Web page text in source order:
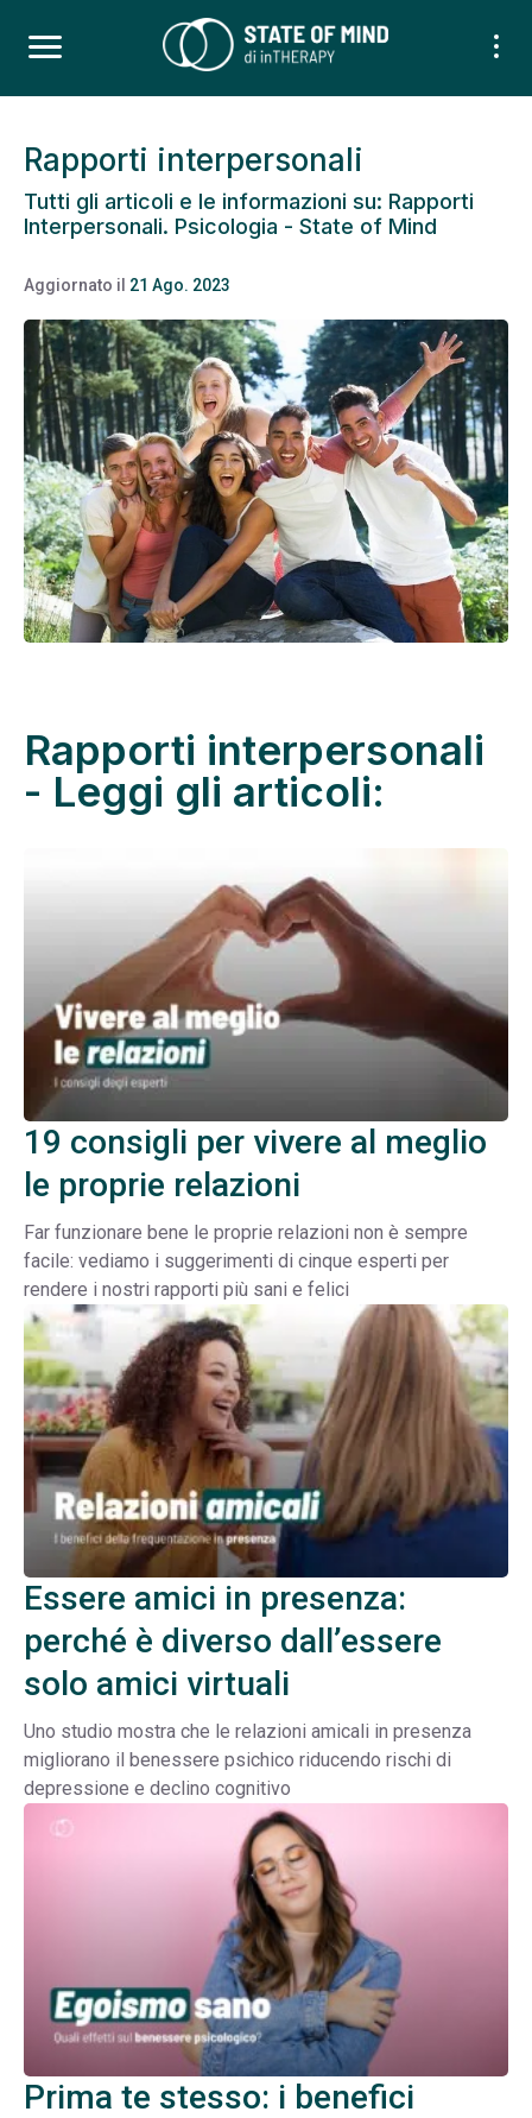
Rapporti interpersonali
Tutti gli articoli e le informazioni su: Rapporti
Interpersonali. Psicologia - State of Mind
Aggiornato il 21 Ago. 2023
Rapporti interpersonali
- Leggi gli articoli:
19 consigli per vivere al meglio
le proprie relazioni
Far funzionare bene le proprie relazioni non è sempre
facile: vediamo i suggerimenti di cinque esperti per
rendere i nostri rapporti più sani e felici
Essere amici in presenza:
perché è diverso dall’essere
solo amici virtuali
Uno studio mostra che le relazioni amicali in presenza
migliorano il benessere psichico riducendo rischi di
depressione e declino cognitivo
Prima te stesso: i benefici